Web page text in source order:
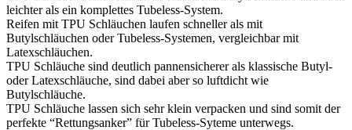
leichter als ein komplettes Tubeless-System.
Reifen mit TPU Schläuchen laufen schneller als mit
Butylschläuchen oder Tubeless-Systemen, vergleichbar mit
Latexschläuchen.
TPU Schläuche sind deutlich pannensicherer als klassische Butyl-
oder Latexschläuche, sind dabei aber so luftdicht wie
Butylschläuche.
TPU Schläuche lassen sich sehr klein verpacken und sind somit der
perfekte “Rettungsanker” für Tubeless-Syteme unterwegs.